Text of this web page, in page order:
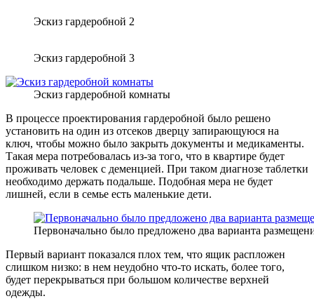
Эскиз гардеробной 2
Эскиз гардеробной 3
Эскиз гардеробной комнаты
В процессе проектирования гардеробной было решено
установить на один из отсеков дверцу запирающуюся на
ключ, чтобы можно было закрыть документы и медикаменты.
Такая мера потребовалась из-за того, что в квартире будет
проживать человек с деменцией. При таком диагнозе таблетки
необходимо держать подальше. Подобная мера не будет
лишней, если в семье есть маленькие дети.
Первоначально было предложено два варианта
Первый вариант показался плох тем, что ящик распложен
слишком низко: в нем неудобно что-то искать, более того,
будет перекрываться при большом количестве верхней
одежды.